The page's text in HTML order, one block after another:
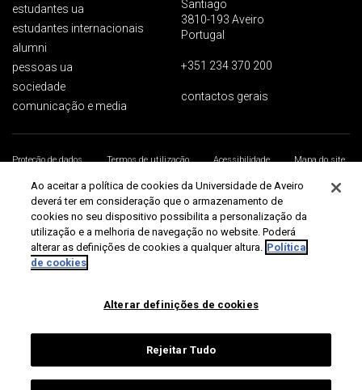
estudantes ua
estudantes internacionais
alumni
pessoas ua
sociedade
comunicação e media
Santiago
3810-193 Aveiro
Portugal
+351 234 370 200
contactos gerais
Proteção de dados Termos de utilização Acessibilidade
Mapa do site
Universidade de Aveiro 2026
Ao aceitar a política de cookies da Universidade de Aveiro
deverá ter em consideração que o armazenamento de
cookies no seu dispositivo possibilita a personalização da
utilização e a melhoria de navegação no website. Poderá
alterar as definições de cookies a qualquer altura. Política
de cookies
Alterar definições de cookies
Rejeitar Tudo